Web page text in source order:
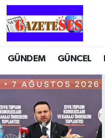
GÜNDEM GÜNCEL